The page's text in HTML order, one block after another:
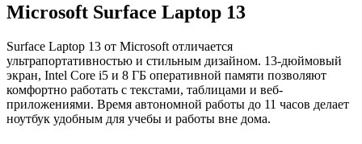
Microsoft Surface Laptop 13
Surface Laptop 13 от Microsoft отличается
ультрапортативностью и стильным дизайном. 13-дюймовый
экран, Intel Core i5 и 8 ГБ оперативной памяти позволяют
комфортно работать с текстами, таблицами и веб-
приложениями. Время автономной работы до 11 часов делает
ноутбук удобным для учебы и работы вне дома.